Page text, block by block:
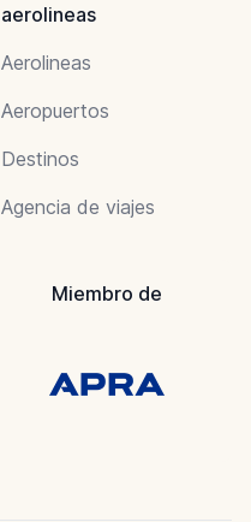
aerolineas
Aerolineas
Aeropuertos
Destinos
Agencia de viajes
Miembro de